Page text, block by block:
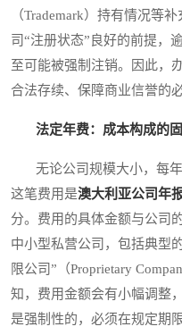
（Trademark）持有情况等
司“注册状态”良好的前提，
至可能被强制注销。因此，
合法存续、保障商业信誉的
法定年费：成本构成的
无论公司规模大小，每年
这笔费用是澳大利亚公司年
分。费用的具体金额与公司
中小型私营公司，包括典型
限公司”（Proprietary
知，费用金额会有小幅调整
是强制性的，必须在规定期